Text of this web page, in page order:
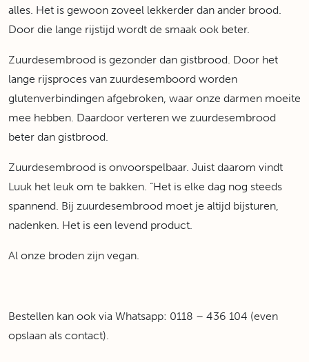
alles. Het is gewoon zoveel lekkerder dan ander brood.
Door die lange rijstijd wordt de smaak ook beter.
Zuurdesembrood is gezonder dan gistbrood. Door het
lange rijsproces van zuurdesemboord worden
glutenverbindingen afgebroken, waar onze darmen moeite
mee hebben. Daardoor verteren we zuurdesembrood
beter dan gistbrood.
Zuurdesembrood is onvoorspelbaar. Juist daarom vindt
Luuk het leuk om te bakken. “Het is elke dag nog steeds
spannend. Bij zuurdesembrood moet je altijd bijsturen,
nadenken. Het is een levend product.
Al onze broden zijn vegan.
Bestellen kan ook via Whatsapp: 0118 – 436 104 (even
opslaan als contact).